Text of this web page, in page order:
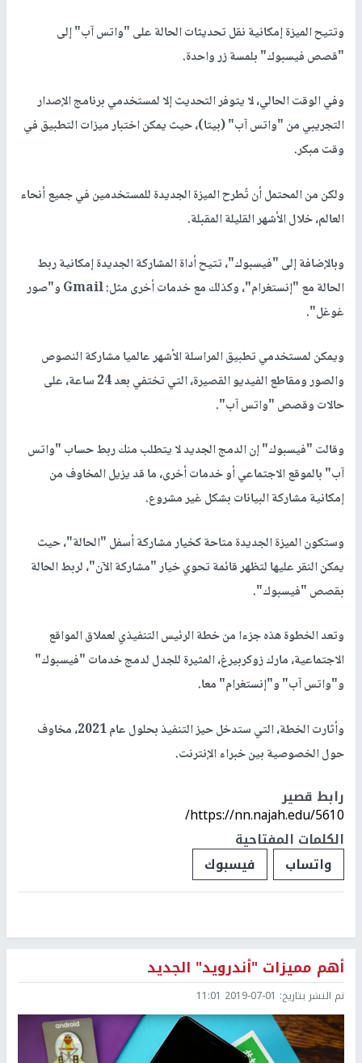
وتتيح الميزة إمكانية نقل تحديثات الحالة على "واتس آب" إلى
"قصص فيسبوك" بلمسة زر واحدة.
وفي الوقت الحالي، لا يتوفر التحديث إلا لمستخدمي برنامج الإصدار
التجريبي من "واتس آب" (بيتا)، حيث يمكن اختبار ميزات التطبيق في
وقت مبكر.
ولكن من المحتمل أن تُطرح الميزة الجديدة للمستخدمين في جميع أنحاء
العالم، خلال الأشهر القليلة المقبلة.
وبالإضافة إلى "فيسبوك"، تتيح أداة المشاركة الجديدة إمكانية ربط
الحالة مع "إنستغرام"، وكذلك مع خدمات أخرى مثل: Gmail و"صور
غوغل".
ويمكن لمستخدمي تطبيق المراسلة الأشهر عالميا مشاركة النصوص
والصور ومقاطع الفيديو القصيرة، التي تختفي بعد 24 ساعة، على
حالات وقصص "واتس آب".
وقالت "فيسبوك" إن الدمج الجديد لا يتطلب منك ربط حساب "واتس
آب" بالموقع الاجتماعي أو خدمات أخرى، ما قد يزيل المخاوف من
إمكانية مشاركة البيانات بشكل غير مشروع.
وستكون الميزة الجديدة متاحة كخيار مشاركة أسفل "الحالة"، حيث
يمكن النقر عليها لتظهر قائمة تحوي خيار "مشاركة الآن"، لربط الحالة
بقصص "فيسبوك".
وتعد الخطوة هذه جزءا من خطة الرئيس التنفيذي لعملاق المواقع
الاجتماعية، مارك زوكربيرغ، المثيرة للجدل لدمج خدمات "فيسبوك"
و"واتس آب" و"إنستغرام" معا.
وأثارت الخطة، التي ستدخل حيز التنفيذ بحلول عام 2021، مخاوف
حول الخصوصية بين خبراء الإنترنت.
رابط قصير
https://nn.najah.edu/5610/
الكلمات المفتاحية
واتساب
فيسبوك
أهم مميزات "أندرويد" الجديد
تم النشر بتاريخ: 2019-07-01 11:01